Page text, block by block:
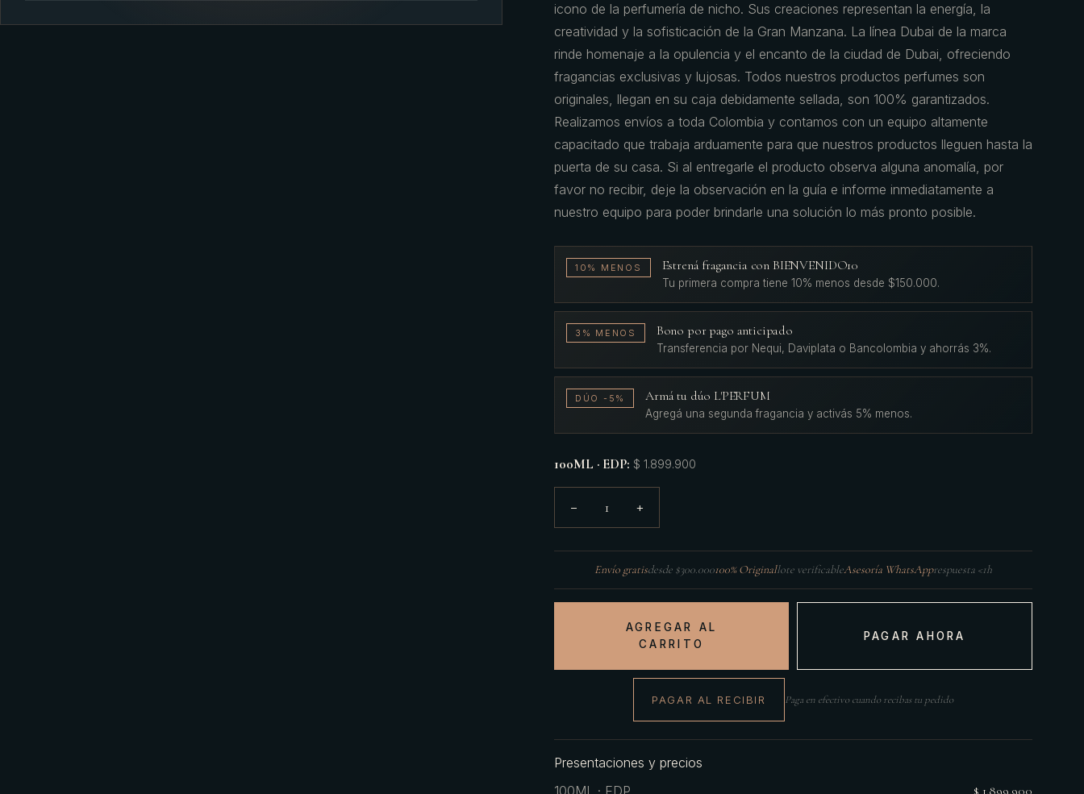
icono de la perfumería de nicho. Sus creaciones representan la energía, la
creatividad y la sofisticación de la Gran Manzana. La línea Dubai de la marca
rinde homenaje a la opulencia y el encanto de la ciudad de Dubai, ofreciendo
fragancias exclusivas y lujosas. Todos nuestros productos perfumes son
originales, llegan en su caja debidamente sellada, son 100% garantizados.
Realizamos envíos a toda Colombia y contamos con un equipo altamente
capacitado que trabaja arduamente para que nuestros productos lleguen hasta la
puerta de su casa. Si al entregarle el producto observa alguna anomalía, por
favor no recibir, deje la observación en la guía e informe inmediatamente a
nuestro equipo para poder brindarle una solución lo más pronto posible.
10% MENOS Estrená fragancia con BIENVENIDO10
Tu primera compra tiene 10% menos desde $150.000.
3% MENOS Bono por pago anticipado
Transferencia por Nequi, Daviplata o Bancolombia y ahorrás 3%.
DÚO -5% Armá tu dúo L'PERFUM
Agregá una segunda fragancia y activás 5% menos.
100ML · EDP: $ 1.899.900
− 1 +
Envío gratisdesde $300.000100% Originallote verificableAsesoría WhatsApprespuesta <1h
AGREGAR AL
CARRITO
PAGAR AHORA
PAGAR AL RECIBIR Paga en efectivo cuando recibas tu pedido
Presentaciones y precios
100ML · EDP
$ 1.899.900